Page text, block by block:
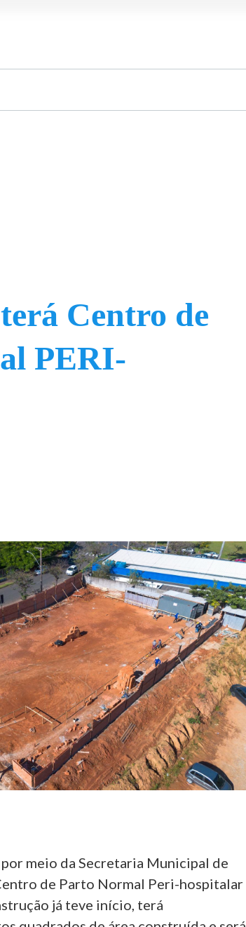
Centro de
PERI-
meio da Secretaria Municipal de
de Parto Normal Peri-hospitalar
já teve início, terá